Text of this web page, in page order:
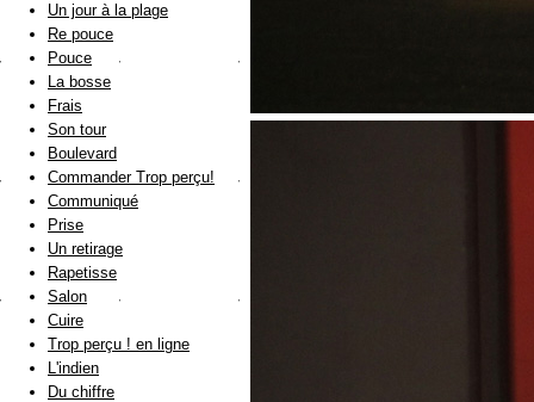
Un jour à la plage
Re pouce
Pouce
La bosse
Frais
Son tour
Boulevard
Commander Trop perçu!
Communiqué
Prise
Un retirage
Rapetisse
Salon
Cuire
Trop perçu ! en ligne
L'indien
Du chiffre